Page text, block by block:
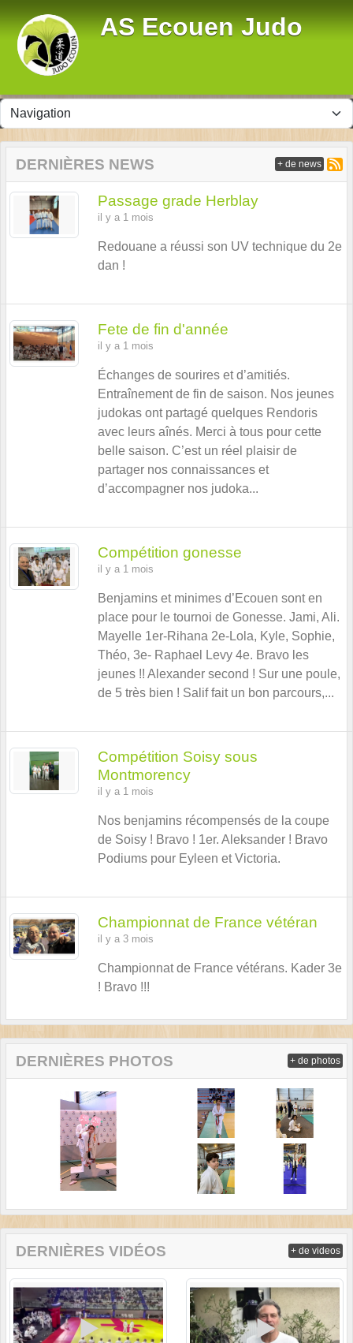
AS Ecouen Judo
DERNIÈRES NEWS
Passage grade Herblay
il y a 1 mois
Redouane a réussi son UV technique du 2e
dan !
Fete de fin d'année
il y a 1 mois
Échanges de sourires et d’amitiés.
Entraînement de fin de saison. Nos jeunes
judokas ont partagé quelques Rendoris
avec leurs aînés. Merci à tous pour cette
belle saison. C’est un réel plaisir de
partager nos connaissances et
d’accompagner nos judoka...
Compétition gonesse
il y a 1 mois
Benjamins et minimes d’Ecouen sont en
place pour le tournoi de Gonesse. Jami, Ali.
Mayelle 1er-Rihana 2e-Lola, Kyle, Sophie,
Théo, 3e- Raphael Levy 4e. Bravo les
jeunes !! Alexander second ! Sur une poule,
de 5 très bien ! Salif fait un bon parcours,...
Compétition Soisy sous
Montmorency
il y a 1 mois
Nos benjamins récompensés de la coupe
de Soisy ! Bravo ! 1er. Aleksander ! Bravo
Podiums pour Eyleen et Victoria.
Championnat de France vétéran
il y a 3 mois
Championnat de France vétérans. Kader 3e
! Bravo !!!
+ de news
DERNIÈRES PHOTOS + de photos
DERNIÈRES VIDÉOS + de videos